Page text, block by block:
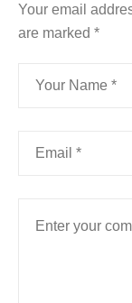
Your email
are marked *